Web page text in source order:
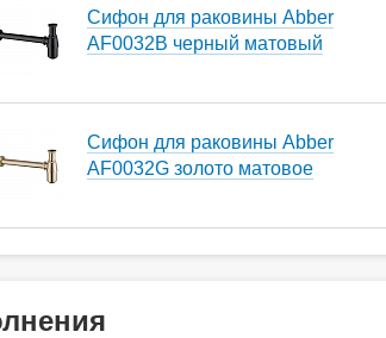
Сифон для раковины Abber
AF0032B черный матовый
Сифон для раковины Abber
AF0032G золото матовое